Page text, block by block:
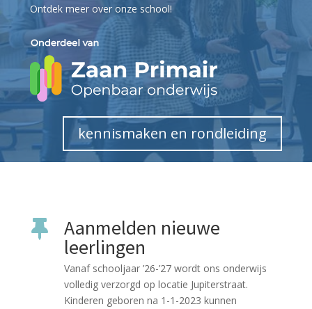
Ontdek meer over onze school!
kennismaken en rondleiding
 Aanmelden nieuwe
leerlingen
Vanaf schooljaar ’26-’27 wordt ons onderwijs
volledig verzorgd op locatie Jupiterstraat.
Kinderen geboren na 1-1-2023 kunnen